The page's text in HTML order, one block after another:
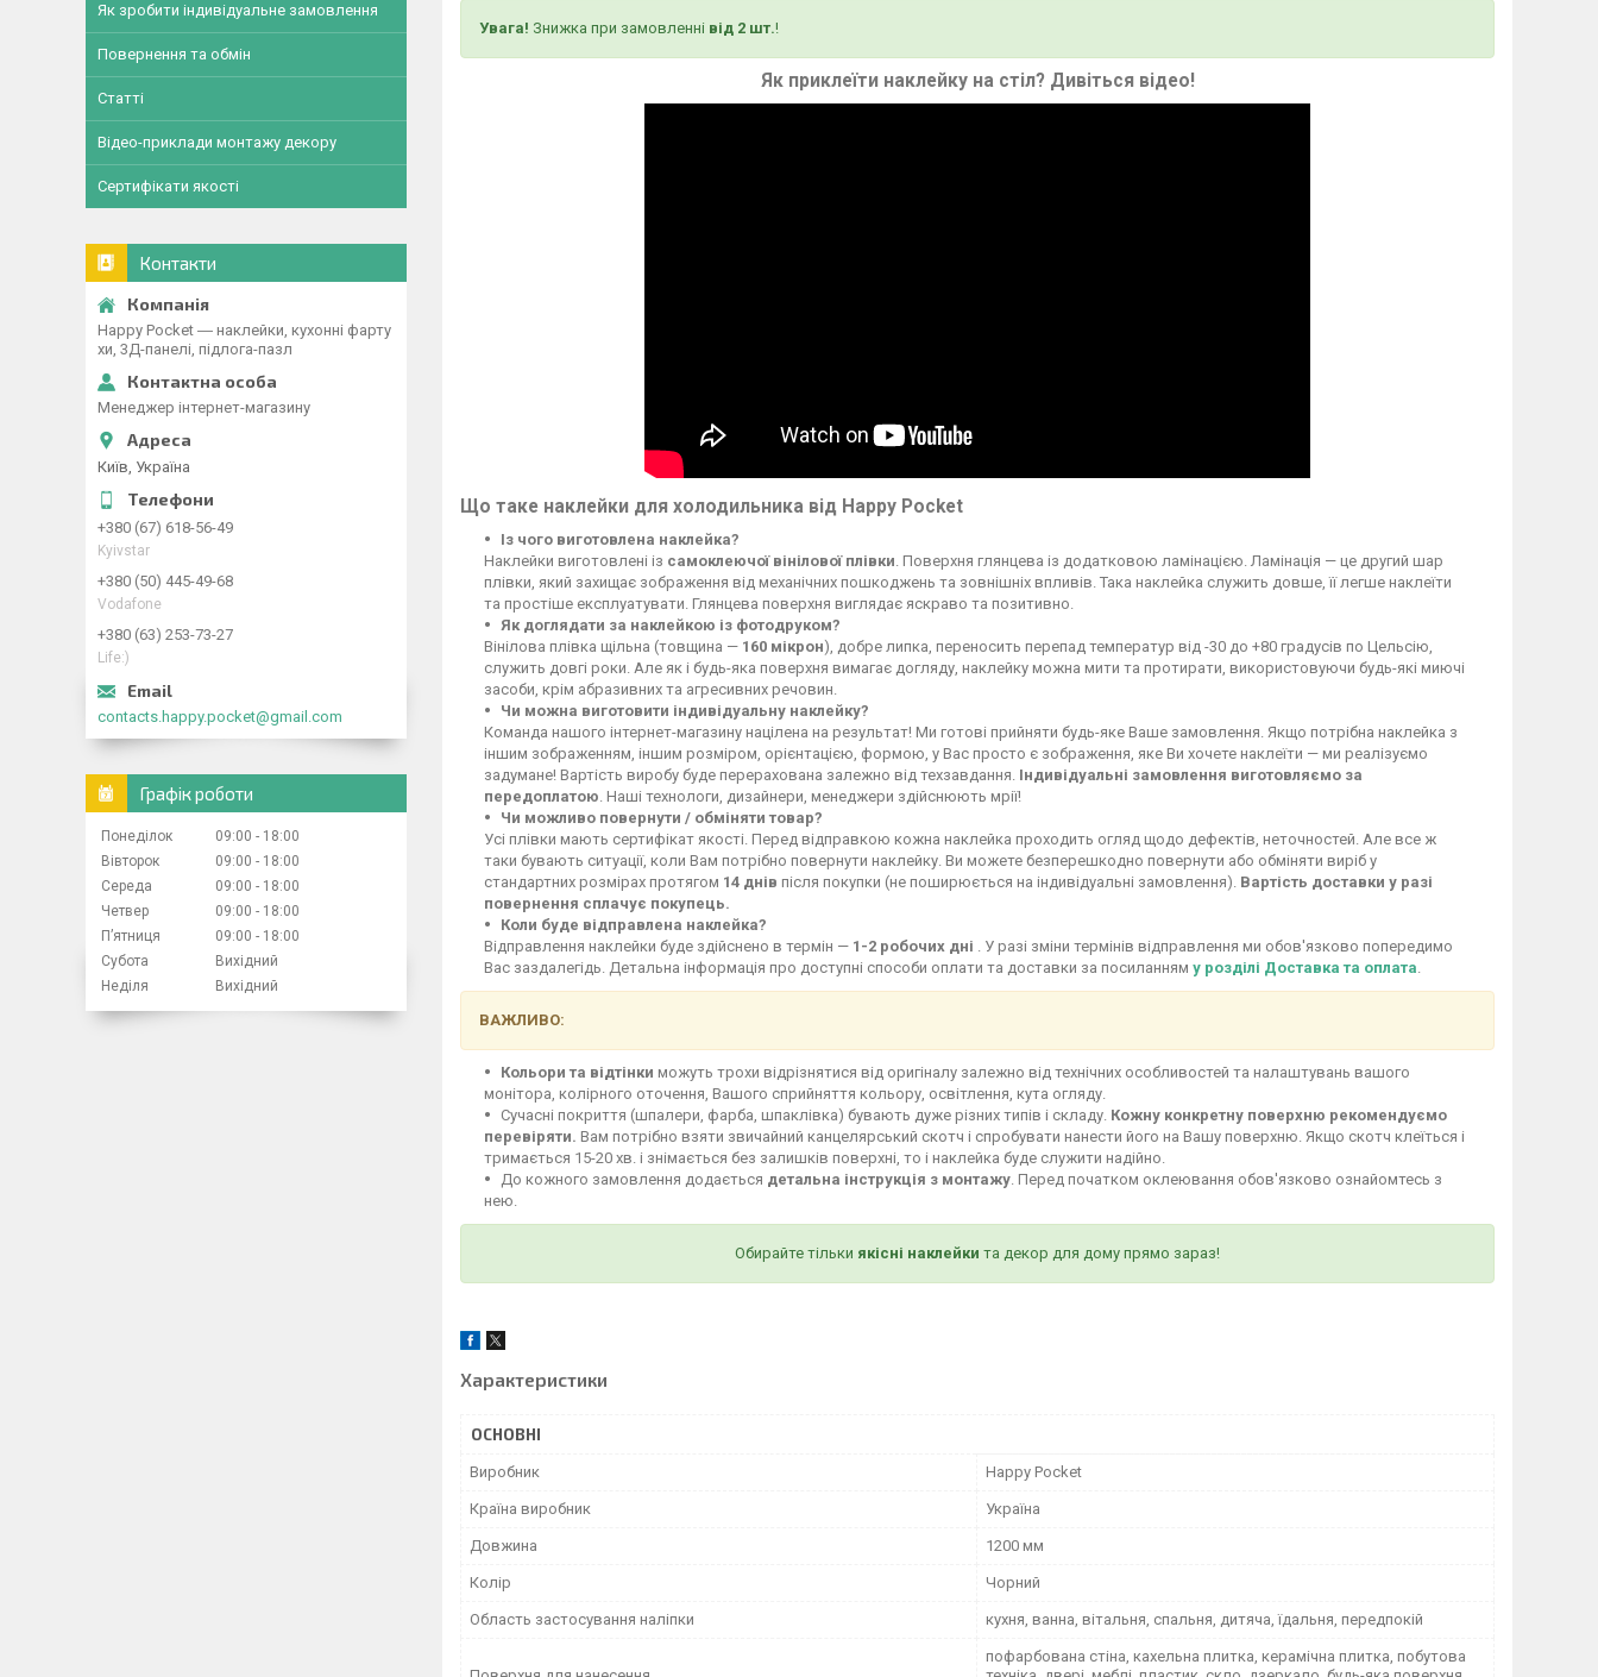
Увага! Знижка при замовленні від 2 шт.!
Як приклеїти наклейку на стіл? Дивіться відео!
Що таке наклейки для холодильника від Happy Pocket
Із чого виготовлена наклейка?
Наклейки виготовлені із самоклеючої вінілової плівки . Поверхня глянцева із додатковою ламінацією. Ламінація — це другий шар
плівки, який захищає зображення від механічних пошкоджень та зовнішніх впливів. Така наклейка служить довше, її легше наклеїти
та простіше експлуатувати. Глянцева поверхня виглядає яскраво та позитивно.
Як доглядати за наклейкою із фотодруком?
Вінілова плівка щільна (товщина — 160 мікрон), добре липка, переносить перепад температур від -30 до +80 градусів по Цельсію,
служить довгі роки. Але як і будь-яка поверхня вимагає догляду, наклейку можна мити та протирати, використовуючи будь-які миючі
засоби, крім абразивних та агресивних речовин.
Чи можна виготовити індивідуальну наклейку?
Команда нашого інтернет-магазину націлена на результат! Ми готові прийняти будь-яке Ваше замовлення. Якщо потрібна наклейка з
іншим зображенням, іншим розміром, орієнтацією, формою, у Вас просто є зображення, яке Ви хочете наклеїти — ми реалізуємо
задумане! Вартість виробу буде перерахована залежно від техзавдання. Індивідуальні замовлення виготовляємо за
передоплатою . Наші технологи, дизайнери, менеджери здійснюють мрії!
Чи можливо повернути / обміняти товар?
Усі плівки мають сертифікат якості. Перед відправкою кожна наклейка проходить огляд щодо дефектів, неточностей. Але все ж
таки бувають ситуації, коли Вам потрібно повернути наклейку. Ви можете безперешкодно повернути або обміняти виріб у
стандартних розмірах протягом 14 днів після покупки (не поширюється на індивідуальні замовлення). Вартість доставки у разі
повернення сплачує покупець.
Коли буде відправлена наклейка?
Відправлення наклейки буде здійснено в термін — 1-2 робочих дні . У разі зміни термінів відправлення ми обов'язково попередимо
Вас заздалегідь. Детальна інформація про доступні способи оплати та доставки за посиланням у розділі Доставка та оплата
ВАЖЛИВО:
Кольори та відтінки можуть трохи відрізнятися від оригіналу залежно від технічних особливостей та налаштувань вашого
монітора, колірного оточення, Вашого сприйняття кольору, освітлення, кута огляду.
Сучасні покриття (шпалери, фарба, шпаклівка) бувають дуже різних типів і складу. Кожну конкретну поверхню рекомендуємо
перевіряти. Вам потрібно взяти звичайний канцелярський скотч і спробувати нанести його на Вашу поверхню. Якщо скотч клеїться і
тримається 15-20 хв. і знімається без залишків поверхні, то і наклейка буде служити надійно.
До кожного замовлення додається детальна інструкція з монтажу . Перед початком оклеювання обов'язково ознайомтесь з
нею.
Обирайте тільки якісні наклейки та декор для дому прямо зараз!
Характеристики
ОСНОВНІ
Виробник Happy Pocket
Країна виробник Україна
Довжина 1200 мм
Колір Чорний
Область застосування наліпки кухня, ванна, вітальня, спальня, дитяча, їдальня, передпокій
пофарбована стіна, кахельна плитка, керамічна плитка, побутова
Як зробити індивідуальне замовлення
Повернення та обмін
Статті
Відео-приклади монтажу декору
Сертифікати якості
Контакти
Happy Pocket ― наклейки, кухонні фарту
хи, 3Д-панелі, підлога-пазл
Менеджер інтернет-магазину
Київ, Україна
+380 (67) 618-56-49
Kyivstar
+380 (50) 445-49-68
Vodafone
+380 (63) 253-73-27
Life:)
contacts.happy.pocket@gmail.com
Графік роботи
Понеділок 09:00
18:00
Вівторок
09:00
18:00
Середа
09:00
18:00
Четвер
09:00
18:00
Пʼятниця
09:00
18:00
Субота
Вихідний
Неділя
Вихідний